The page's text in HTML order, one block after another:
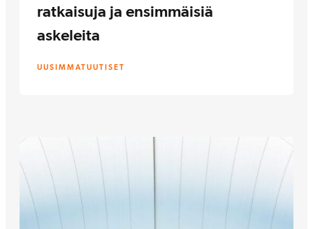
UUSIMMATUUTISET
ratkaisuja ja ensimmäisiä
askeleita